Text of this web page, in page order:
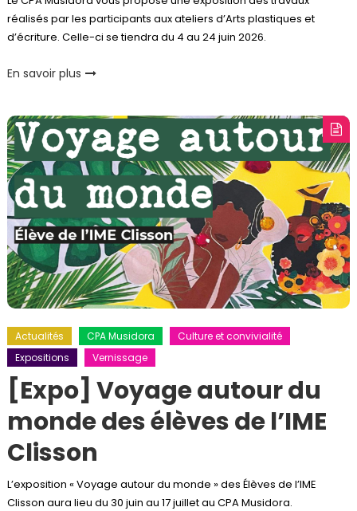
réalisés par les participants aux ateliers d’Arts plastiques et
d’écriture. Celle-ci se tiendra du 4 au 24 juin 2026.
En savoir plus
Actualités CPA Musidora
Culture et convivialité
Expositions
Vernissage
[Expo] Voyage autour du
monde des élèves de l’IME
Clisson
L’exposition « Voyage autour du monde » des Élèves de l’IME
Clisson aura lieu du 30 juin au 17 juillet au CPA Musidora.